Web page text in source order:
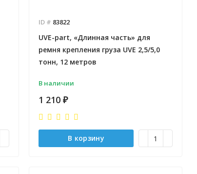
ID # 83822
UVE-part, «Длинная часть» для
ремня крепления груза UVE 2,5/5,0
тонн, 12 метров
В наличии
1 210₽
В корзину